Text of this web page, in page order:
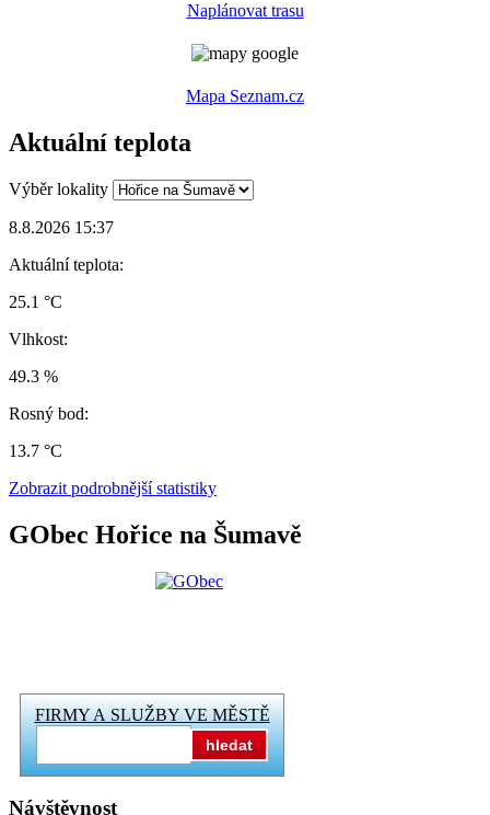
Naplánovat trasu
Mapa Seznam.cz
Aktuální teplota
Výběr lokality
8.8.2026 15:37
Aktuální teplota:
25.1 °C
Vlhkost:
49.3 %
Rosný bod:
13.7 °C
Zobrazit podrobnější statistiky
GObec Hořice na Šumavě
FIRMY A SLUŽBY VE MĚSTĚ
hledat
Návštěvnost